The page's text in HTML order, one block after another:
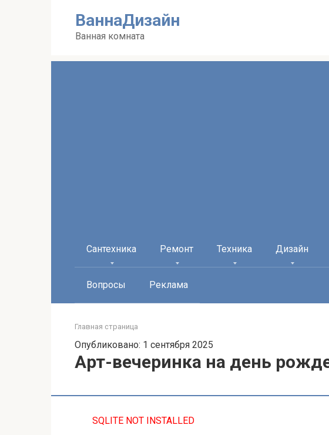
ВаннаДизайн
Ванная комната
Сантехника Ремонт Техника Дизайн
Вопросы Реклама
Главная страница
Опубликовано: 1 сентября 2025
Арт-вечеринка на день
SQLITE NOT INSTALLED